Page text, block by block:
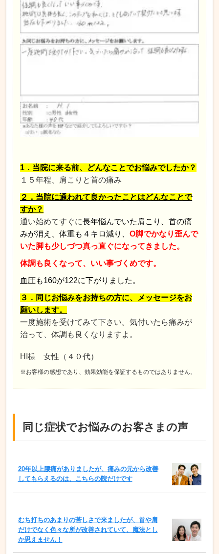
1．当院に来る前、どんなことでお悩みでしたか？
１５年程、肩こりと首の痛み
２．当院に通われて良かったことはどんなことで
すか？
通い始めてすぐに長年悩んでいた肩こり、首の痛
みが消え、体重も４キロ減り、O脚でかなり歪んで
いた脚も少しづつ真っ直ぐになってきました。
体調も良くなって、いい事づくめです。
血圧も160が122に下がりました。
３．同じお悩みをお持ちの方に、メッセージをお
願いします。
一度施術を受けてみて下さい。気付いたら痛みが
治って、体調も良くなりますよ。
HI様 女性（４０代）
※お客様の感想であり、効果効能を保証するものではありません。
同じ症状でお悩みのお客さまの声
20年以上腰痛がありましたが、痛みの元から改善
してもらえるのは、こちらの院だけです
むち打ちのあまりの苦しさで来ましたが、首や肩
だけでなく色々な所が改善されていて、魔法とし
か思えません！